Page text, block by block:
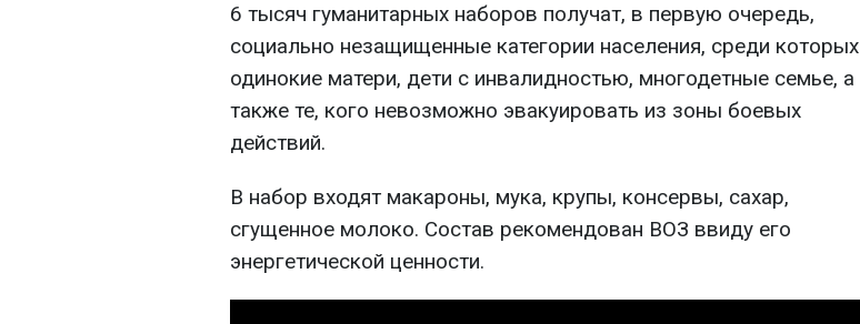
6 тысяч гуманитарных наборов получат, в первую очередь,
социально незащищенные категории населения, среди которых
одинокие матери, дети с инвалидностью, многодетные семье, а
также те, кого невозможно эвакуировать из зоны боевых
действий.
В набор входят макароны, мука, крупы, консервы, сахар,
сгущенное молоко. Состав рекомендован ВОЗ ввиду его
энергетической ценности.